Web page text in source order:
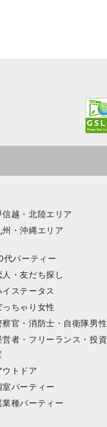
信越・北陸エリア
州・沖縄エリア
代パーティー
人・友だち探し
イステータス
っちゃり女性
察官・消防士・自衛隊男性
営者・フリーランス・投資
ウトドア
室パーティー
業種パーティー